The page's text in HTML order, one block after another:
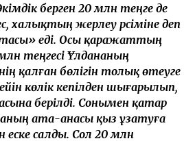
берген 20 млн теңге де
халықтың жерлеу рәсіміне деп
еді. Осы қаражаттың
теңгесі Ұлдананың
қалған бөлігін толық өтеуге
көлік кепілден шығарылып,
берілді. Сонымен қатар
ата-анасы қыз ұзатуға
еске салды. Сол 20 млн